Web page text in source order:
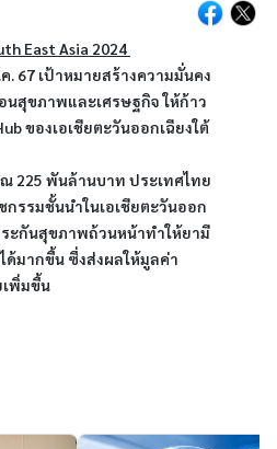
East Asia 2024
นสุขภาพและเศรษฐกิจ ให้ก้าว
ของเอเชียตะวันออกเฉียงใต้
225 พันล้านบาท ประเทศไทย
กรรมชั้นนำในเอเชียตะวันออก
ระกันสุขภาพถ้วนหน้าทำให้ยามี
ด้มากขึ้น ซึ่งส่งผลให้มูลค่า
เพิ่มขึ้น